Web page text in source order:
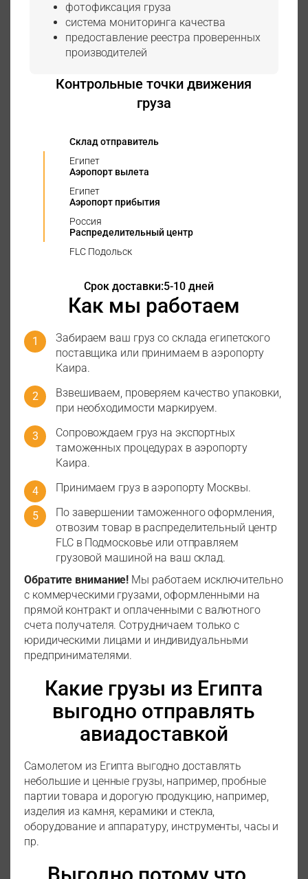
фотофиксация груза
система мониторинга качества
предоставление реестра проверенных
производителей
Контрольные точки движения
груза
Склад отправитель
Египет
Аэропорт вылета
Египет
Аэропорт прибытия
Россия
Распределительный центр
FLC Подольск
Срок доставки:5-10 дней
Как мы работаем
Забираем ваш груз со склада египетского
поставщика или принимаем в аэропорту
Каира.
Взвешиваем, проверяем качество упаковки,
при необходимости маркируем.
Сопровождаем груз на экспортных
таможенных процедурах в аэропорту
Каира.
Принимаем груз в аэропорту Москвы.
По завершении таможенного оформления,
отвозим товар в распределительный центр
FLC в Подмосковье или отправляем
грузовой машиной на ваш склад.
Обратите внимание! Мы работаем исключительно
с коммерческими грузами, оформленными на
прямой контракт и оплаченными с валютного
счета получателя. Сотрудничаем только с
юридическими лицами и индивидуальными
предпринимателями.
Какие грузы из Египта
выгодно отправлять
авиадоставкой
Самолетом из Египта выгодно доставлять
небольшие и ценные грузы, например, пробные
партии товара и дорогую продукцию, например,
изделия из камня, керамики и стекла,
оборудование и аппаратуру, инструменты, часы и
пр.